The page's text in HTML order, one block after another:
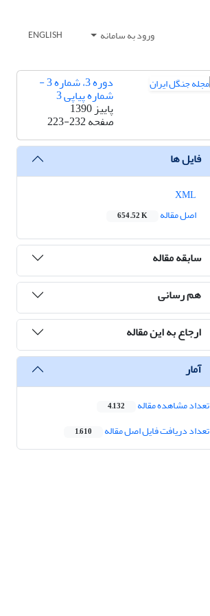
ورود به سامانه ENGLISH
دوره 3، شماره 3 -
شماره پیاپی 3
پاییز 1390
صفحه223-232
فایل ها
اصل مقاله
654.52 K
سابقه مقاله
هم رسانی
ارجاع به این مقاله
آمار
تعداد مشاهده مقاله 4,132
تعداد دریافت فایل اصل مقاله 1,610